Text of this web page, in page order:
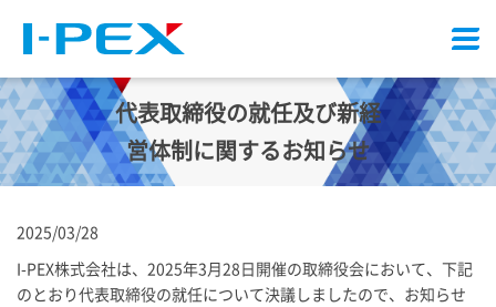
ニ
ュ
ー
代表取締役の就任及び新経
営体制に関するお知らせ
2025/03/28
I-PEX株式会社は、2025年3月28日開催の取締役会において、下記
のとおり代表取締役の就任について決議しましたので、お知らせ